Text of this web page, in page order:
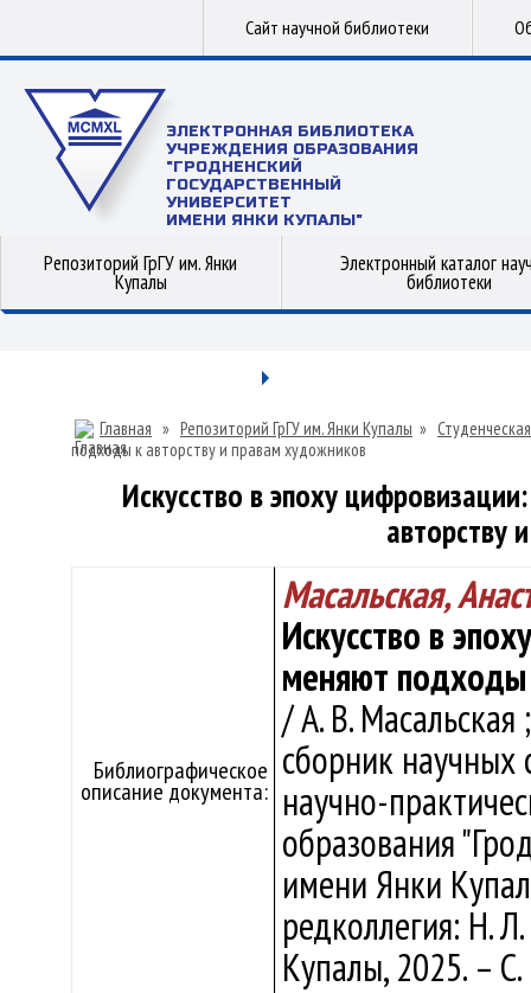
Сайт научной библиотеки
ЭЛЕКТРОННАЯ БИБЛИОТЕКА
УЧРЕЖДЕНИЯ ОБРАЗОВАНИЯ
"ГРОДНЕНСКИЙ
ГОСУДАРСТВЕННЫЙ
УНИВЕРСИТЕТ
ИМЕНИ ЯНКИ КУПАЛЫ"
Репозиторий ГрГУ им. Янки
Купалы
Электронный каталог
библиотеки
Главная » Репозиторий ГрГУ им. Янки Купалы »
подходы к авторству и правам художников
Искусство в эпоху
авторству
Библиографическое
описание документа:
Масальская,
Искусство в
меняют подходы
/ А. В.
сборник научных
научно-
образования
имени Янки
редколлегия: Н.
Купалы, 2025. –